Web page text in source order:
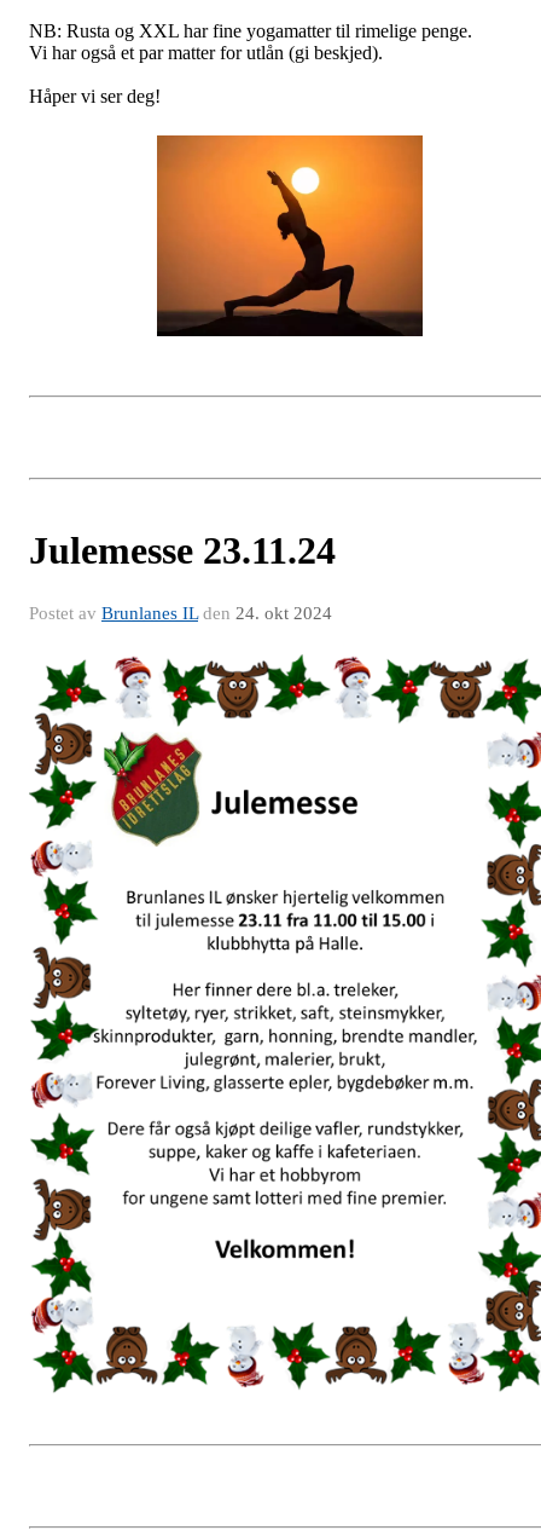
NB: Rusta og XXL har fine yogamatter til rimelige penge.
Vi har også et par matter for utlån (gi beskjed).
Håper vi ser deg!
Julemesse 23.11.24
Postet av Brunlanes ILden 24. okt 2024